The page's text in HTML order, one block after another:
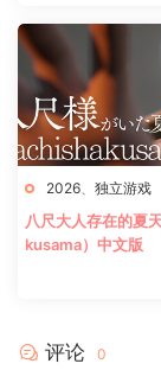
2026 独立游戏
八尺大人存在的夏
kusama）中文版
评论 0